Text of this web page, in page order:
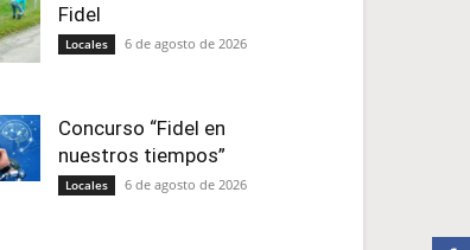
Fidel
Locales 6 de agosto de 2026
Concurso “Fidel en
nuestros tiempos”
Locales 6 de agosto de 2026